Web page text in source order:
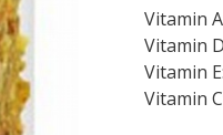
Vitamin
Vitamin
Vitamin
Vitamin